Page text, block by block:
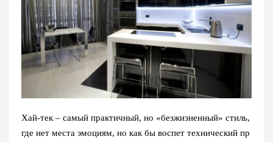
Хай-тек – самый практичный, но «безжизненный» стиль,
где нет места эмоциям, но как бы воспет технический пр